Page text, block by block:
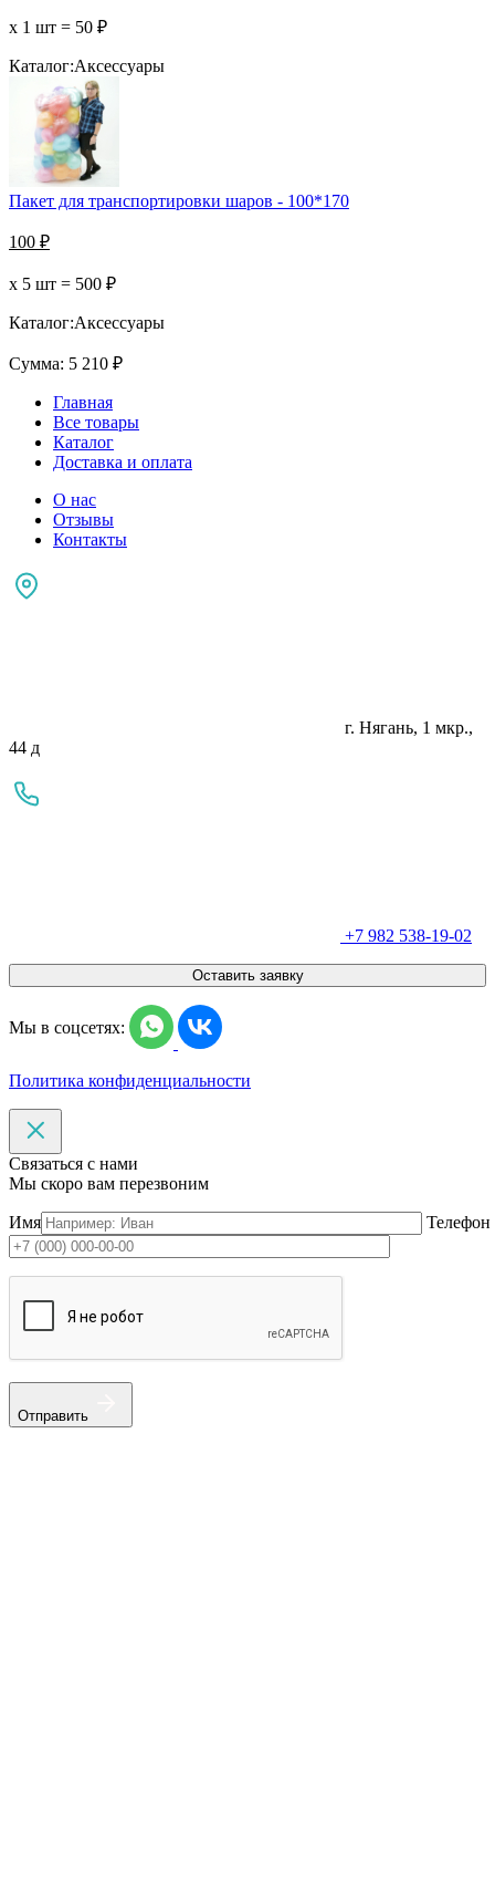
х 1 шт = 50 ₽
Каталог:Аксессуары
Пакет для транспортировки шаров - 100*170
100 ₽
х 5 шт = 500 ₽
Каталог:Аксессуары
Сумма: 5 210 ₽
Главная
Все товары
Каталог
Доставка и оплата
О нас
Отзывы
Контакты
г. Нягань, 1 мкр.,
44 д
+7 982 538-19-02
Оставить заявку
Мы в соцсетях:
Политика конфиденциальности
Связаться с нами
Мы скоро вам перезвоним
Имя Телефон
Отправить